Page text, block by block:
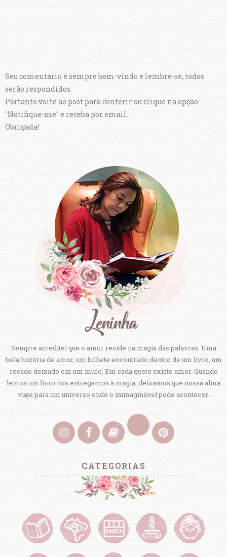
Seu comentário é sempre bem-vindo e lembre-se, todos
serão respondidos.
Portanto volte ao post para conferir ou clique na opção
"Notifique-me" e receba por email.
Obrigada!
Sempre acreditei que o amor reside na magia das palavras. Uma
bela história de amor, um bilhete encontrado dentro de um livro, um
recado deixado em um muro. Em cada gesto existe amor. Quando
lemos um livro nos entregamos à magia, deixamos que nossa alma
viaje para um universo onde o inimaginável pode acontecer.
CATEGORIAS